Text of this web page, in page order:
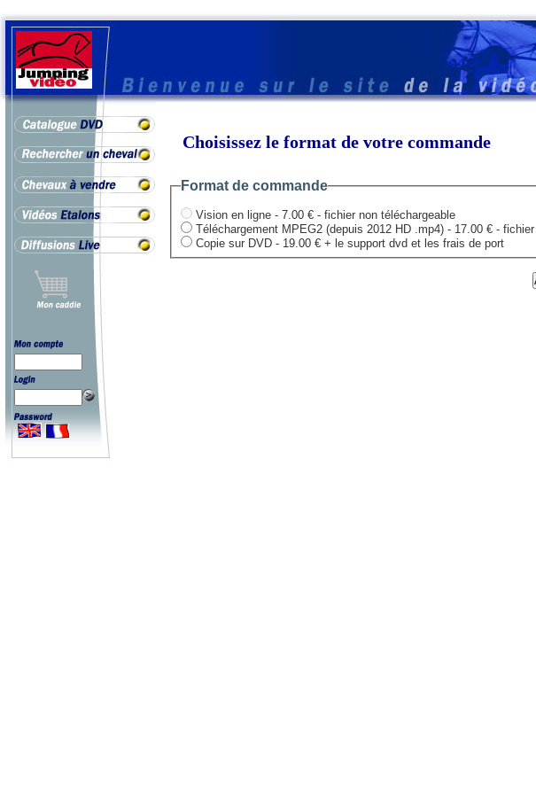
Choisissez le format de votre commande
Format de commande
Vision en ligne - 7.00 € - fichier non téléchargeable
Téléchargement MPEG2 (depuis 2012 HD .mp4) - 17.00 € -
Copie sur DVD - 19.00 € + le support dvd et les frais de port